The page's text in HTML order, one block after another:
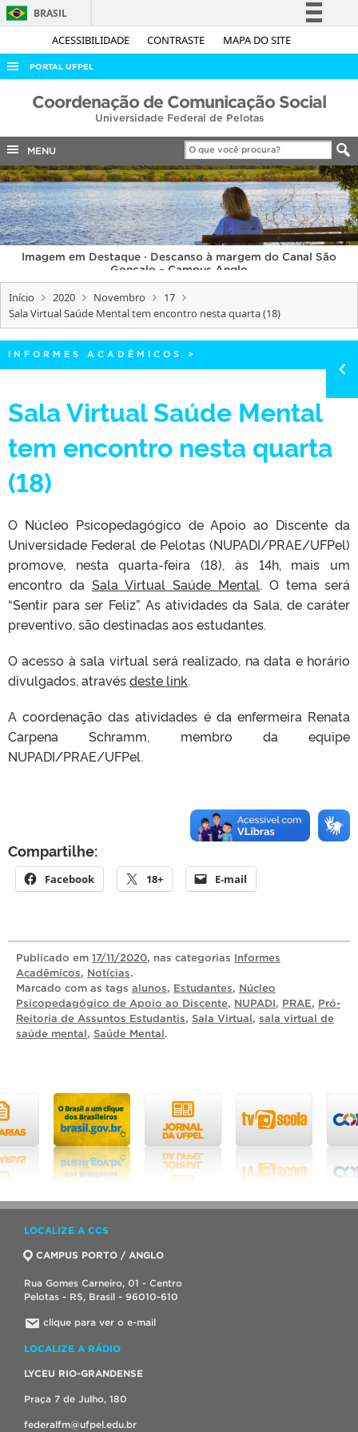
ACESSIBILIDADE CONTRASTE MAPA DO SITE
BRASIL
Simplifique!
Acesso à informação
Legislação
Canais
PORTAL UFPEL
ACESSO À INFORMAÇÃO
COBALTO
CONCURSOS
EDITAIS
INTERNACIONAL
OUVIDORIA
PORTARIAS
TELEFONES
Coordenação de Comunicação Social
Universidade Federal de Pelotas
MENU
Imagem em Destaque · Descanso à margem do Canal São
Gonçalo – Campus Anglo
Início 2020 Novembro
17
Sala Virtual Saúde Mental tem encontro nesta quarta (18)
INFORMES ACADÊMICOS >
Sala Virtual Saúde Mental
tem encontro nesta quarta
(18)
O Núcleo Psicopedagógico de Apoio ao Discente da
Universidade Federal de Pelotas (NUPADI/PRAE/UFPel)
promove, nesta quarta-feira (18), às 14h, mais um
encontro da Sala Virtual Saúde Mental. O tema será
“Sentir para ser Feliz”. As atividades da Sala, de caráter
preventivo, são destinadas aos estudantes.
O acesso à sala virtual será realizado, na data e horário
divulgados, atravésdeste link.
A coordenação das atividades é da enfermeira Renata
Carpena Schramm, membro da equipe
NUPADI/PRAE/UFPel.
Compartilhe:
Facebook 18+ E-mail
Publicado em 17/11/2020, nas categorias Informes
Acadêmicos, Notícias.
Marcado com as tags alunos, Estudantes, Núcleo
Psicopedagógico de Apoio ao Discente, NUPADI, PRAE, Pró-
Reitoria de Assuntos Estudantis, Sala Virtual, sala virtual de
saúde mental, Saúde Mental.
LOCALIZE A CCS
CAMPUS PORTO / ANGLO
Rua Gomes Carneiro, 01 - Centro
Pelotas - RS, Brasil - 96010-610
clique para ver o e-mail
LOCALIZE A RÁDIO
LYCEU RIO-GRANDENSE
Praça 7 de Julho, 180
federalfm@ufpel.edu.br